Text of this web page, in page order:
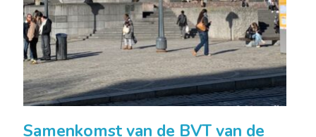
Samenkomst van de BVT van de